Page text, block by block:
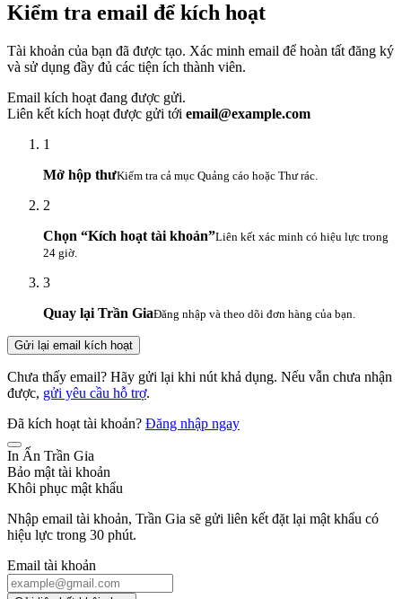
Kiểm tra email để kích hoạt
Tài khoản của bạn đã được tạo. Xác minh email để hoàn tất đăng ký
và sử dụng đầy đủ các tiện ích thành viên.
Email kích hoạt đang được gửi.
Liên kết kích hoạt được gửi tới email@example.com
1
Mở hộp thưKiểm tra cả mục Quảng cáo hoặc Thư rác.
2
Chọn “Kích hoạt tài khoản”Liên kết xác minh có hiệu lực trong
24 giờ.
3
Quay lại Trần GiaĐăng nhập và theo dõi đơn hàng của bạn.
Gửi lại email kích hoạt
Chưa thấy email? Hãy gửi lại khi nút khả dụng. Nếu vẫn chưa nhận
được, gửi yêu cầu hỗ trợ.
Đã kích hoạt tài khoản? Đăng nhập ngay
In Ấn Trần Gia
Bảo mật tài khoản
Khôi phục mật khẩu
Nhập email tài khoản, Trần Gia sẽ gửi liên kết đặt lại mật khẩu có
hiệu lực trong 30 phút.
Email tài khoản